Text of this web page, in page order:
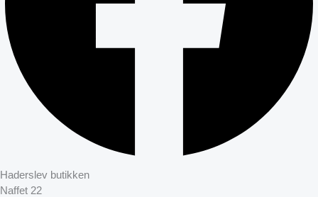
Haderslev butikken
Naffet 22